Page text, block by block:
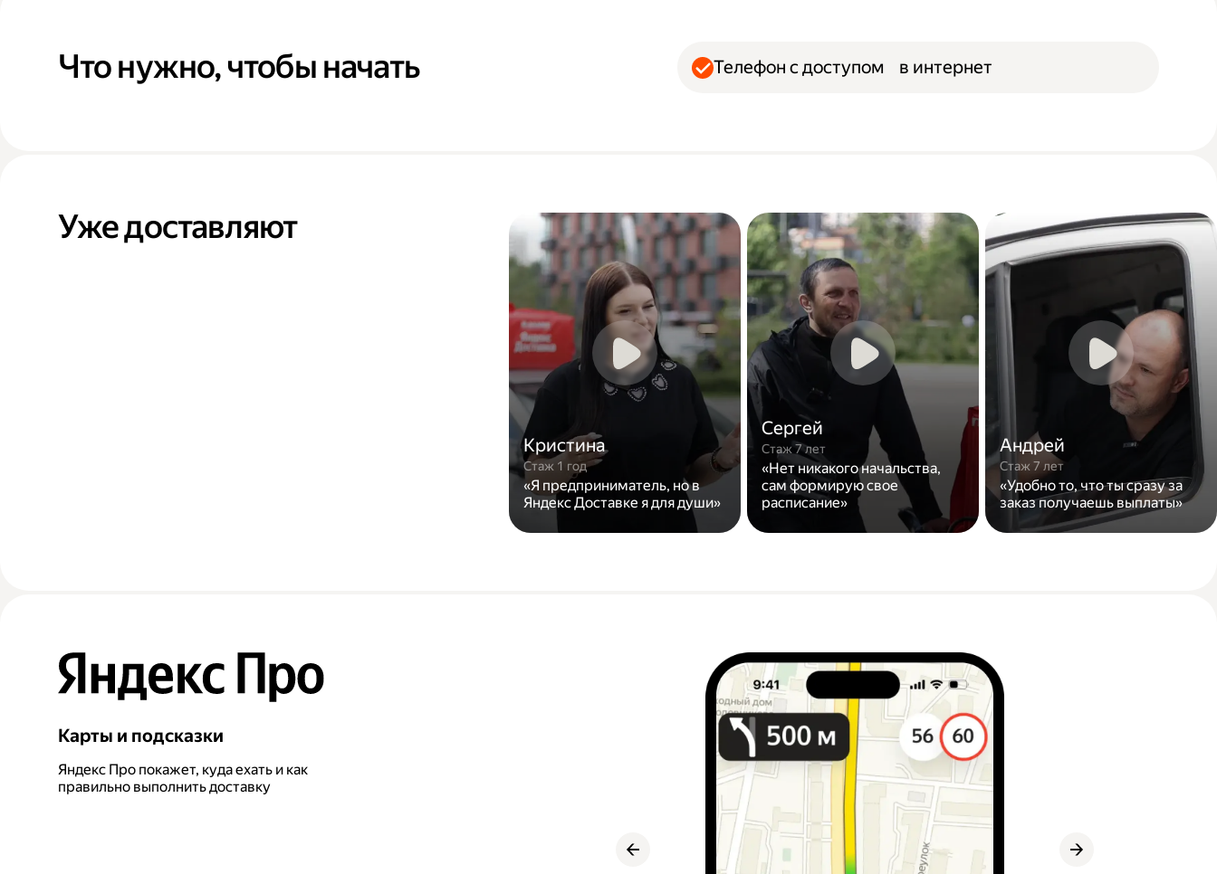
Что нужно, чтобы начать Телефон с доступом в интернет
Уже доставляют
Кристина
Стаж 1 год
«Я предприниматель, но в
Яндекс Доставке я для души»
Сергей
Стаж 7 лет
«Нет никакого начальства,
сам формирую свое
расписание»
Андрей
Стаж 7 лет
«Удобно то, что ты сразу за
заказ получаешь выплаты»
Карты и подсказки
Яндекс Про покажет, куда ехать и как
правильно выполнить доставку